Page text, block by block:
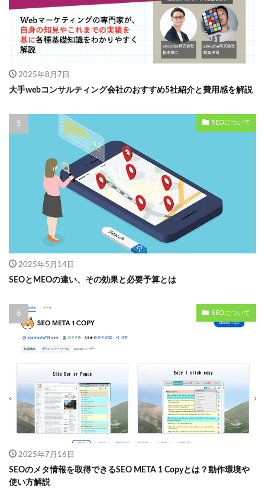
2025年8月7日
大手webコンサルティング会社のおすすめ5社紹介と費用感を解説
SEOについて
2025年5月14日
SEOとMEOの違い、その効果と必要予算とは
SEOについて
2025年7月16日
SEOのメタ情報を取得できるSEO META 1 Copyとは？動作環境や
使い方解説